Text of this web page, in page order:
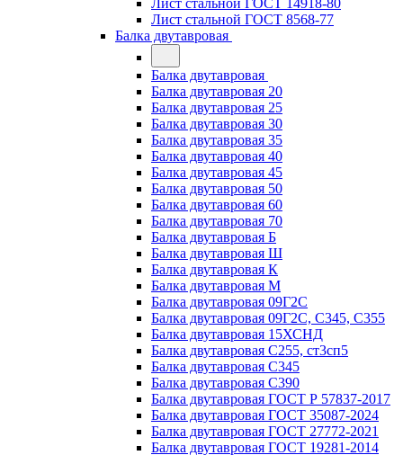
Лист стальной ГОСТ 14918-80
Лист стальной ГОСТ 8568-77
Балка двутавровая
Балка двутавровая
Балка двутавровая 20
Балка двутавровая 25
Балка двутавровая 30
Балка двутавровая 35
Балка двутавровая 40
Балка двутавровая 45
Балка двутавровая 50
Балка двутавровая 60
Балка двутавровая 70
Балка двутавровая Б
Балка двутавровая Ш
Балка двутавровая К
Балка двутавровая М
Балка двутавровая 09Г2С
Балка двутавровая 09Г2С, С345, С355
Балка двутавровая 15ХСНД
Балка двутавровая С255, ст3сп5
Балка двутавровая С345
Балка двутавровая С390
Балка двутавровая ГОСТ Р 57837-2017
Балка двутавровая ГОСТ 35087-2024
Балка двутавровая ГОСТ 27772-2021
Балка двутавровая ГОСТ 19281-2014